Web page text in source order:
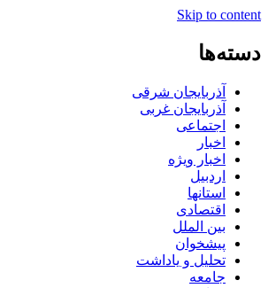
Skip to content
دسته‌ها
آذربایجان شرقی
آذربایجان غربی
اجتماعی
اخبار
اخبار ویژه
اردبیل
استانها
اقتصادی
بین الملل
پیشخوان
تحلیل و یاداشت
جامعه